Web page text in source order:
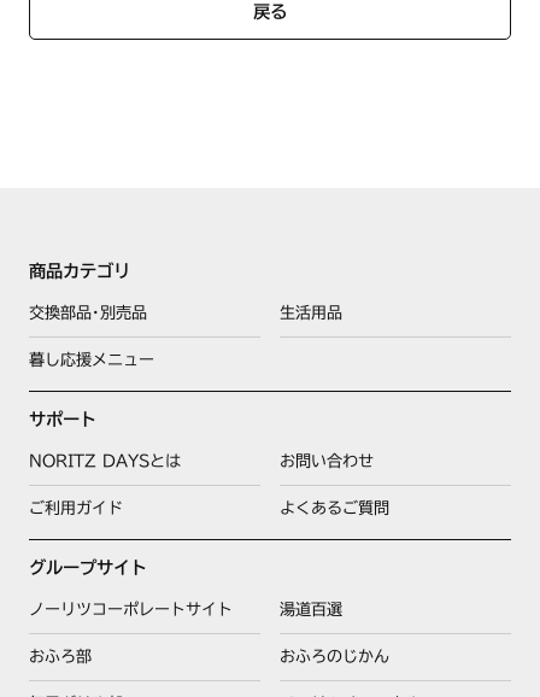
戻る
商品カテゴリ
交換部品･別売品 生活用品
暮し応援メニュー
サポート
NORITZ DAYSとは お問い合わせ
ご利用ガイド よくあるご質問
グループサイト
ノーリツコーポレートサイト 湯道百選
おふろ部 おふろのじかん